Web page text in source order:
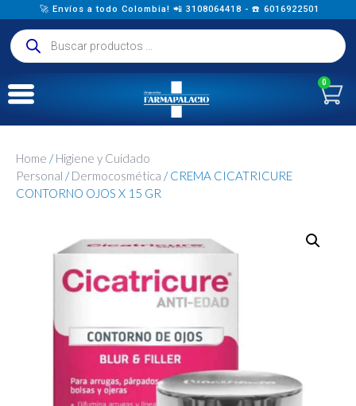
🚀 Envíos a todo Colombia! 📲 3108064418 - ☎️ 6016922501
0
Home /Higiene y Cuidado
Personal /Dermocosmética / CREMA CICATRICURE
CONTORNO OJOS X 15 GR